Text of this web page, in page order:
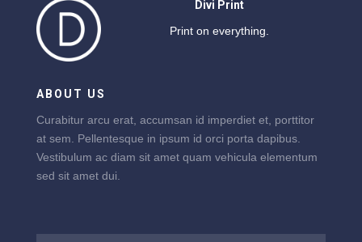
Divi Print
Print on everything.
ABOUT US
Curabitur arcu erat, accumsan id imperdiet et, porttitor
at sem. Pellentesque in ipsum id orci porta dapibus.
Vestibulum ac diam sit amet quam vehicula elementum
sed sit amet dui.